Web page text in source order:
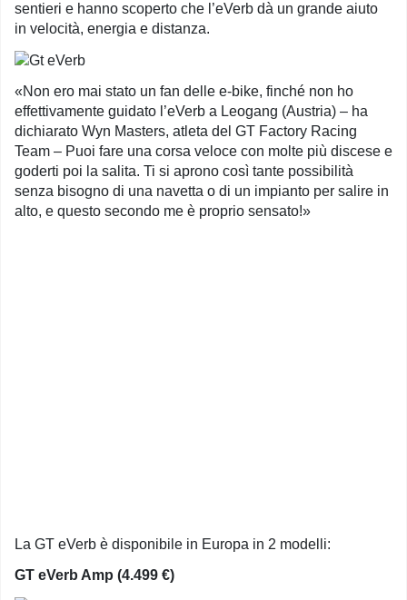
sentieri e hanno scoperto che l’eVerb dà un grande aiuto
in velocità, energia e distanza.
«Non ero mai stato un fan delle e-bike, finché non ho
effettivamente guidato l’eVerb a Leogang (Austria) – ha
dichiarato Wyn Masters, atleta del GT Factory Racing
Team – Puoi fare una corsa veloce con molte più discese e
goderti poi la salita. Ti si aprono così tante possibilità
senza bisogno di una navetta o di un impianto per salire in
alto, e questo secondo me è proprio sensato!»
La GT eVerb è disponibile in Europa in 2 modelli:
GT eVerb Amp (4.499 €)